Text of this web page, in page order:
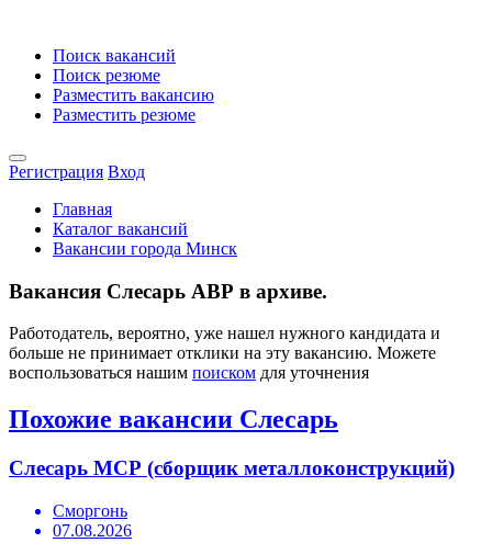
Поиск вакансий
Поиск резюме
Разместить вакансию
Разместить резюме
Регистрация Вход
Главная
Каталог вакансий
Вакансии города Минск
Вакансия Слесарь АВР в архиве.
Работодатель, вероятно, уже нашел нужного кандидата и
больше не принимает отклики на эту вакансию. Можете
воспользоваться нашим поиском для уточнения
Похожие вакансии Слесарь
Слесарь МСР (сборщик металлоконструкций)
Сморгонь
07.08.2026